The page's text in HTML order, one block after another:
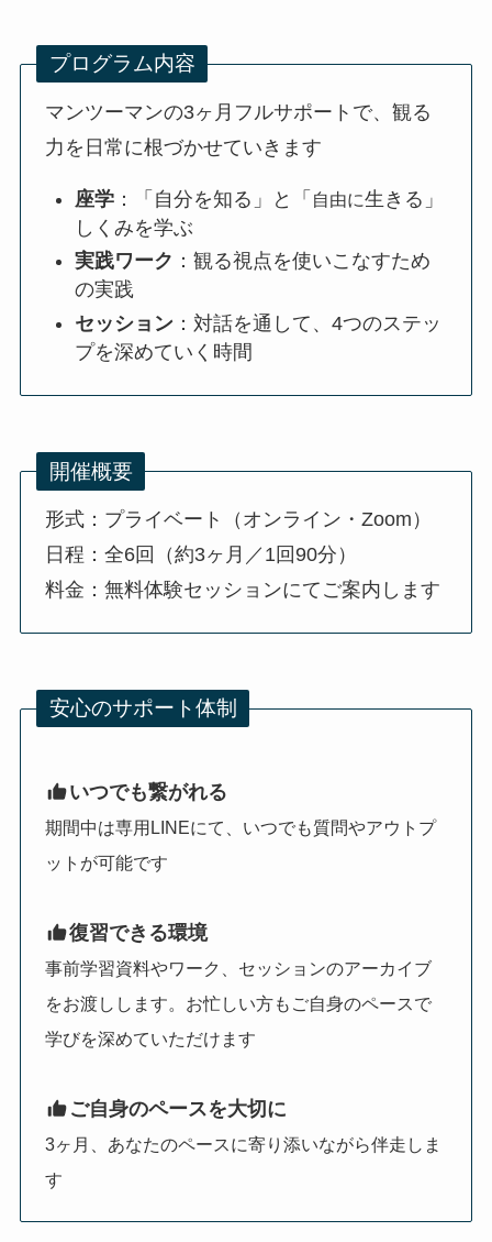
プログラム内容
マンツーマンの3ヶ月フルサポートで、観る
力を日常に根づかせていきます
座学 ：「自分を知る」と「 自由に生きる」
しくみを学ぶ
実践ワーク ：観る視点を使いこなすため
の実践
セッション ：対話を通して、4つのステッ
プを深めていく時間
開催概要
形式：プライベート（オンライン・Zoom）
日程：全6回（約3ヶ月／1回90分）
料金：無料体験セッションにてご案内します
安心のサポート体制
いつでも繋がれる
期間中は専用LINEにて、いつでも質問やアウトプ
ットが可能です
復習できる環境
事前学習資料やワーク、セッションのアーカイブ
をお渡しします。お忙しい方もご自身のペースで
学びを深めていただけます
ご自身のペースを大切に
3ヶ月、あなたのペースに寄り添いながら伴走しま
す